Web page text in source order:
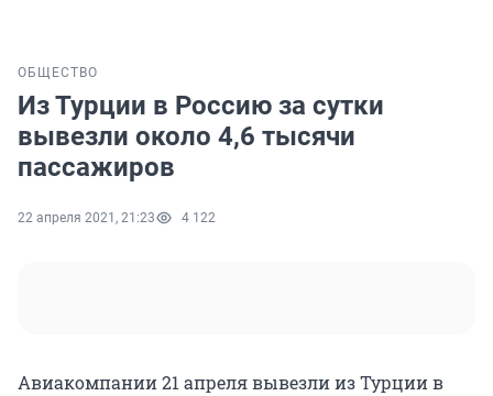
ОБЩЕСТВО
Из Турции в Россию за сутки
вывезли около 4,6 тысячи
пассажиров
22 апреля 2021, 21:23 4 122
Авиакомпании 21 апреля вывезли из Турции в